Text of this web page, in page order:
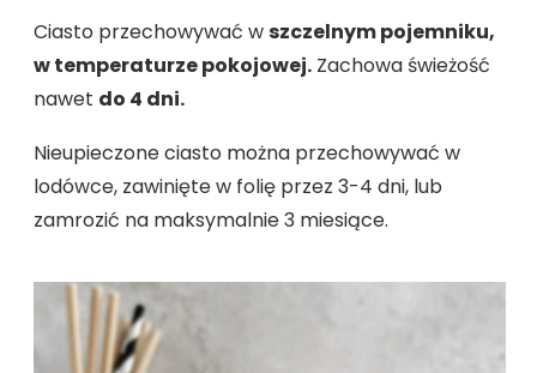
Ciasto przechowywać wszczelnym pojemniku,
w temperaturze pokojowej. Zachowa świeżość
nawet do 4 dni.
Nieupieczone ciasto można przechowywać w
lodówce, zawinięte w folię przez 3-4 dni, lub
zamrozić na maksymalnie 3 miesiące.